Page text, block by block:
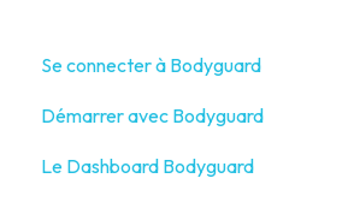
Se connecter à Bodyguard
Connectez vos réseaux sociaux
Connectez votre propre plateforme
Démarrer avec Bodyguard
Commencer avec Bodyguard
Le Dashboard Bodyguard